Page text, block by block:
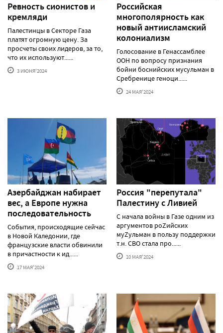
Ревность сионистов и
кремляди
Палестинцы в Секторе Газа
платят огромную цену. За
просчеты своих лидеров, за то,
что их используют......
3 ИЮНЯ'2024
Российская
многополярность как
новый антиисламский
колониализм
Голосование в Генассамблее
ООН по вопросу признания
бойни боснийских мусульман в
Сребренице геноци......
24 МАЯ'2024
Азербайджан набирает
вес, а Европе нужна
последовательность
События, происходящие сейчас
в Новой Каледонии, где
французские власти обвинили
в причастности к ид......
17 МАЯ'2024
Россия "перепутала"
Палестину с Ливией
С начала войны в Газе одним из
аргументов роZийских
муZульман в пользу поддержки
т.н. СВО стала про......
10 МАЯ'2024